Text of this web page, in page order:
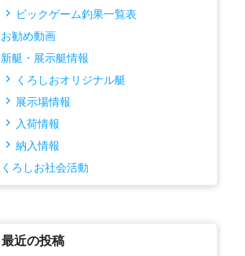
ビックゲーム釣果一覧表
お勧め動画
新艇・展示艇情報
くろしおオリジナル艇
展示場情報
入荷情報
納入情報
くろしお社会活動
最近の投稿